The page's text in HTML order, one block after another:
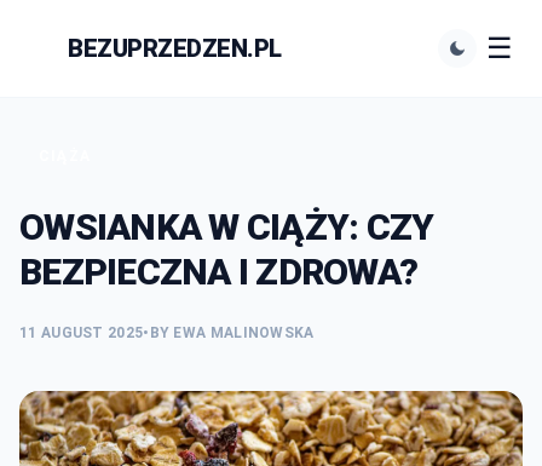
BEZUPRZEDZEN.PL ☰
OWSIANKA W CIĄŻY: CZY
BEZPIECZNA I ZDROWA?
11 AUGUST 2025• BY EWA MALINOWSKA